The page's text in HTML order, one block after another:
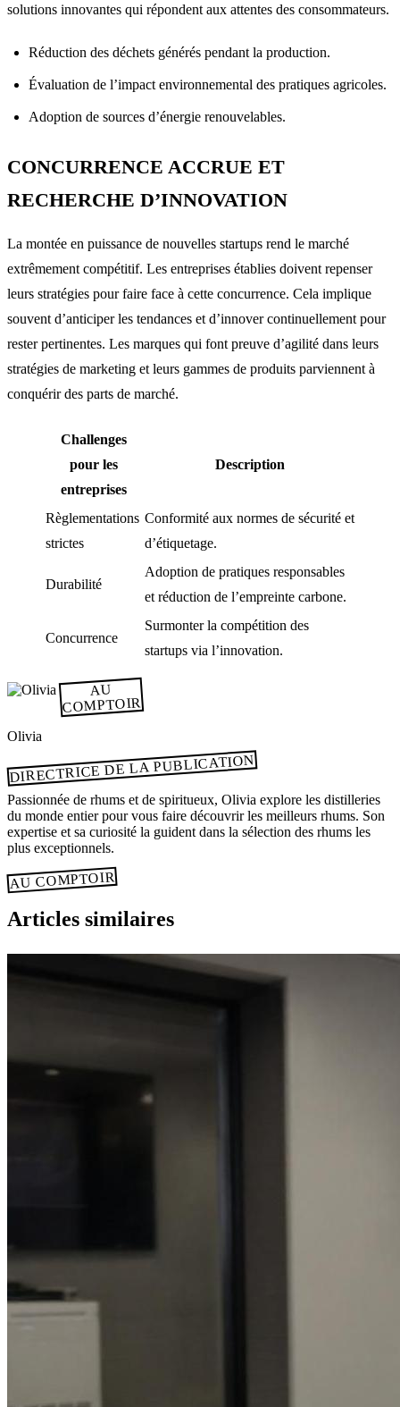
solutions innovantes qui répondent aux attentes des consommateurs.
Réduction des déchets générés pendant la production.
Évaluation de l’impact environnemental des pratiques agricoles.
Adoption de sources d’énergie renouvelables.
CONCURRENCE ACCRUE ET
RECHERCHE D’INNOVATION
La montée en puissance de nouvelles startups rend le marché
extrêmement compétitif. Les entreprises établies doivent repenser
leurs stratégies pour faire face à cette concurrence. Cela implique
souvent d’anticiper les tendances et d’innover continuellement pour
rester pertinentes. Les marques qui font preuve d’agilité dans leurs
stratégies de marketing et leurs gammes de produits parviennent à
conquérir des parts de marché.
Challenges
pour les
entreprises
Description
Règlementations
strictes
Conformité aux normes de sécurité et
d’étiquetage.
Durabilité
Adoption de pratiques responsables
et réduction de l’empreinte carbone.
Concurrence
Surmonter la compétition des
startups via l’innovation.
AU
COMPTOIR
Olivia
DIRECTRICE DE LA PUBLICATION
Passionnée de rhums et de spiritueux, Olivia explore les distilleries
du monde entier pour vous faire découvrir les meilleurs rhums. Son
expertise et sa curiosité la guident dans la sélection des rhums les
plus exceptionnels.
AU COMPTOIR
Articles similaires